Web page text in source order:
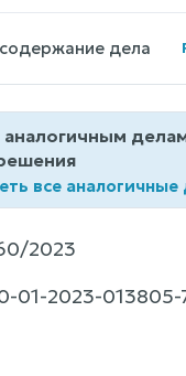
дела
все аналогичные
2023
01-2023-013805-